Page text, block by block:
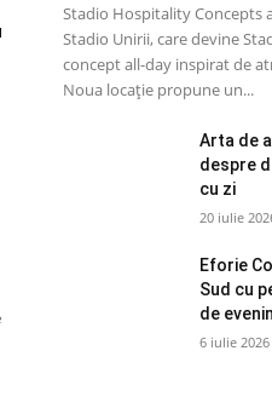
Stadio Hospitality Concepts
Stadio Unirii, care devine
concept all-day inspirat de
Noua locație propune un...
Arta de
despre
cu zi
20 iulie
Eforie
Sud cu
de
6 iulie 2026